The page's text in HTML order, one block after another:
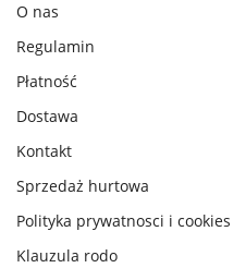
O nas
Regulamin
Płatność
Dostawa
Kontakt
Sprzedaż hurtowa
Polityka prywatnosci i cookies
Klauzula rodo